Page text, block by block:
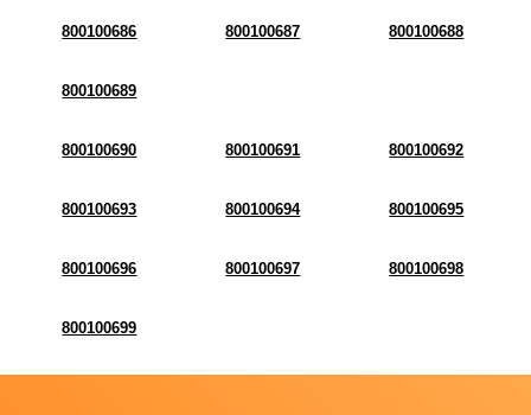
800100686 800100687 800100688
800100689
800100690 800100691 800100692
800100693 800100694 800100695
800100696 800100697 800100698
800100699